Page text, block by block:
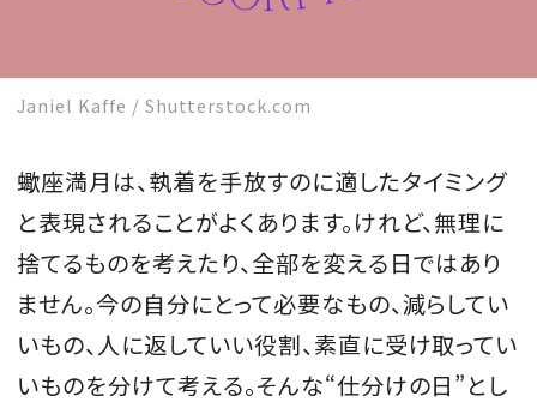
SPUR 2026 JULY
2026-07-23発売
最新号を試し読み
Janiel Kaffe / Shutterstock.com
蠍座満月は、執着を手放すのに適したタイミング
と表現されることがよくあります。けれど、無理に
捨てるものを考えたり、全部を変える日ではあり
ません。今の自分にとって必要なもの、減らしてい
いもの、人に返していい役割、素直に受け取ってい
いものを分けて考える。そんな“仕分けの日”とし